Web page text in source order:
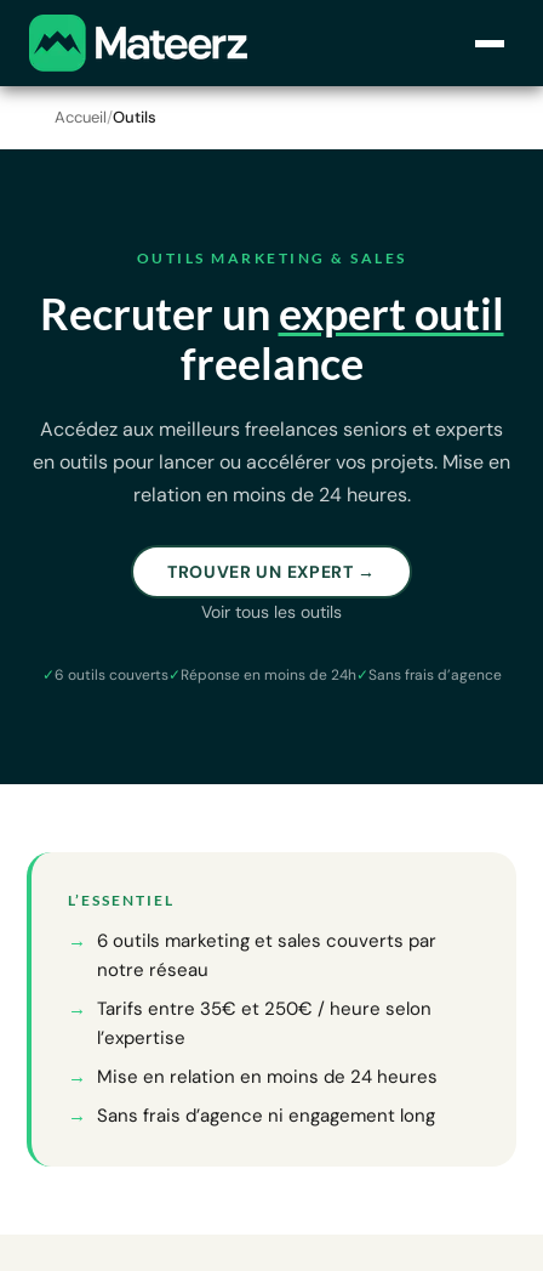
Accueil/Outils
OUTILS MARKETING & SALES
Recruter un expert outil
freelance
Accédez aux meilleurs freelances seniors et experts
en outils pour lancer ou accélérer vos projets. Mise en
relation en moins de 24 heures.
TROUVER UN EXPERT →
Voir tous les outils
✓6 outils couverts✓Réponse en moins de 24h✓Sans frais d’agence
L’ESSENTIEL
6 outils marketing et sales couverts par
notre réseau
Tarifs entre 35€ et 250€ / heure selon
l’expertise
Mise en relation en moins de 24 heures
Sans frais d’agence ni engagement long